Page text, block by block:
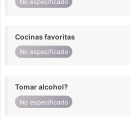
No especificado
Cocinas favoritas
No especificado
Tomar alcohol?
No especificado